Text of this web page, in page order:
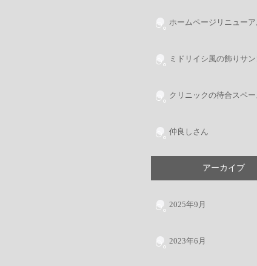
ミドリイシ風の飾りサ
仲良しさん
アーカイブ
2025年9月
2023年6月